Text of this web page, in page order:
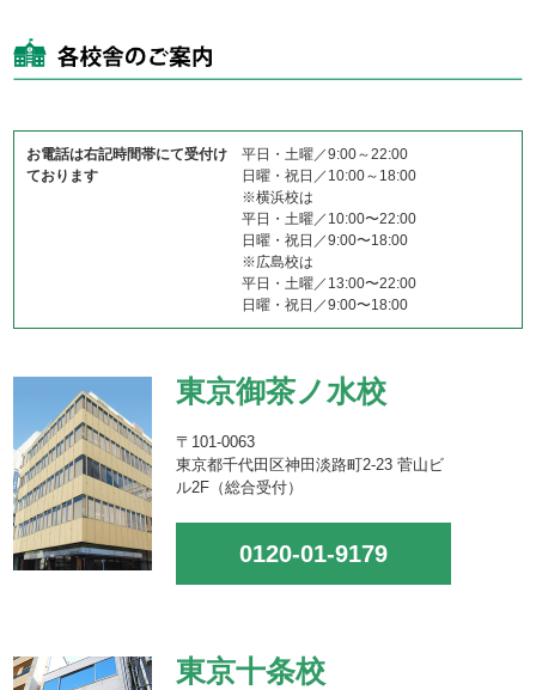
お電話は右記時間帯にて受付け
ております
平日・土曜／9:00～22:00
日曜・祝日／10:00～18:00
※横浜校は
平日・土曜／10:00〜22:00
日曜・祝日／9:00〜18:00
※広島校は
平日・土曜／13:00〜22:00
日曜・祝日／9:00〜18:00
東京御茶ノ水校
〒101-0063
東京都千代田区神田淡路町2-23 菅山ビ
ル2F（総合受付）
0120-01-9179
東京十条校